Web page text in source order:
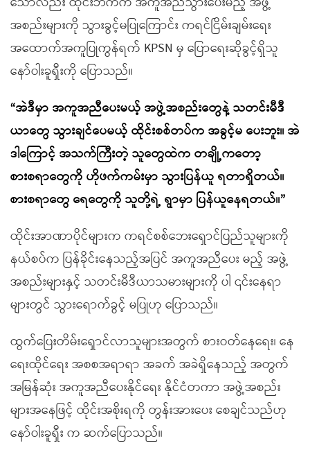
အစည်းများကို သွားခွင့်မပြုကြောင်း ကရင်ငြိမ်းချမ်းရေး
အထောက်အကူပြုကွန်ရက် KPSN မှ ပြောရေးဆိုခွင့်ရှိသူ
နော်ဝါးခူရှီးကို ပြောသည်။
“အဲဒီမှာ အကူအညီပေးမယ့် အဖွဲ့အစည်းတွေနဲ့ သတင်းမီဒီ
ယာတွေ သွားချင်ပေမယ့် ထိုင်းစစ်တပ်က အခွင့်မ ပေးဘူး။ အဲ
ဒါကြောင့် အသက်ကြီးတဲ့ သူတွေထဲက တချို့ကတော့
စားစရာတွေကို ဟိုဖက်ကမ်းမှာ သွားပြန်ယူ ရတာရှိတယ်။
စားစရာတွေ ရေတွေကို သူတို့ရဲ့ ရွာမှာ ပြန်ယူနေရတယ်။”
ထိုင်းအာဏာပိုင်များက ကရင်စစ်ဘေးရှောင်ပြည်သူများကို
နယ်စပ်က ပြန်ခိုင်းနေသည့်အပြင် အကူအညီပေး မည့် အဖွဲ့
အစည်းများနှင့် သတင်းမီဒီယာသမားများကို ပါ ၎င်းနေရာ
များတွင် သွားရောက်ခွင့် မပြုဟု ပြောသည်။
ထွက်ပြေးတိမ်းရှောင်လာသူများအတွက် စားဝတ်နေရေး၊ နေ
ရေးထိုင်ရေး အစစအရာရာ အခက် အခဲရှိနေသည့် အတွက်
အမြန်ဆုံး အကူအညီပေးနိုင်ရေး နိုင်ငံတကာ အဖွဲ့အစည်း
များအနေဖြင့် ထိုင်းအစိုးရကို တွန်းအားပေး စေချင်သည်ဟု
နော်ဝါးခူရှီး က ဆက်ပြောသည်။